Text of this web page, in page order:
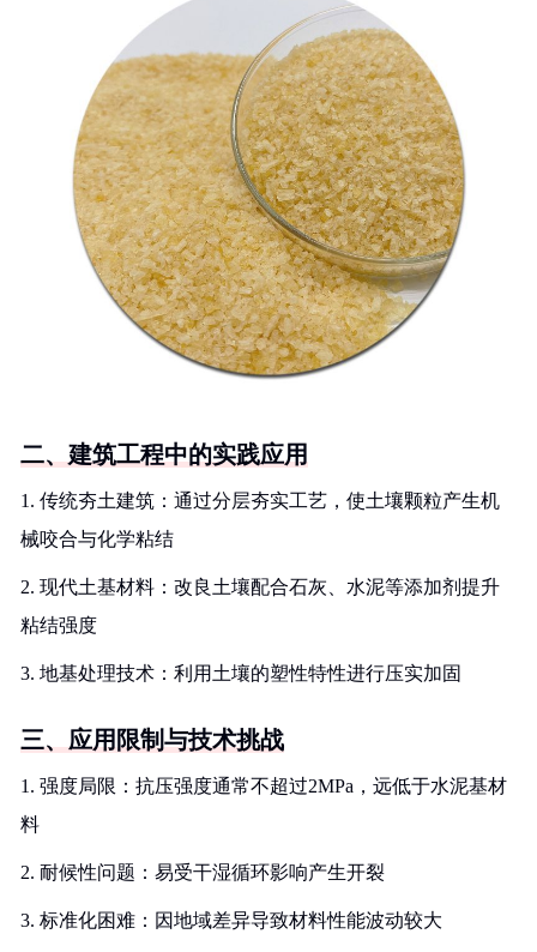
二、建筑工程中的实践应用
1. 传统夯土建筑：通过分层夯实工艺，使土壤颗粒产生机
械咬合与化学粘结
2. 现代土基材料：改良土壤配合石灰、水泥等添加剂提升
粘结强度
3. 地基处理技术：利用土壤的塑性特性进行压实加固
三、应用限制与技术挑战
1. 强度局限：抗压强度通常不超过2MPa，远低于水泥基材
料
2. 耐候性问题：易受干湿循环影响产生开裂
3. 标准化困难：因地域差异导致材料性能波动较大